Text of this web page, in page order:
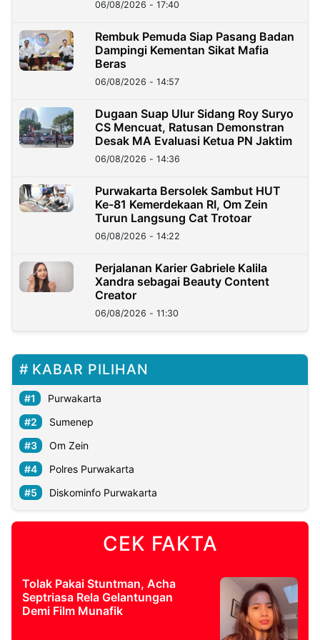
06/08/2026 - 17:40
Rembuk Pemuda Siap Pasang Badan
Dampingi Kementan Sikat Mafia
Beras
06/08/2026 - 14:57
Dugaan Suap Ulur Sidang Roy Suryo
CS Mencuat, Ratusan Demonstran
Desak MA Evaluasi Ketua PN Jaktim
06/08/2026 - 14:36
Purwakarta Bersolek Sambut HUT
Ke-81 Kemerdekaan RI, Om Zein
Turun Langsung Cat Trotoar
06/08/2026 - 14:22
Perjalanan Karier Gabriele Kalila
Xandra sebagai Beauty Content
Creator
06/08/2026 - 11:30
KABAR PILIHAN
Purwakarta
Sumenep
Om Zein
Polres Purwakarta
Diskominfo Purwakarta
CEK FAKTA
Tolak Pakai Stuntman, Acha
Septriasa Rela Gelantungan
Demi Film Munafik